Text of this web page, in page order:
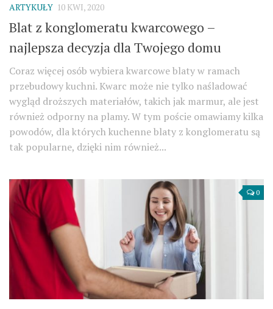
ARTYKUŁY 10 KWI, 2020
Blat z konglomeratu kwarcowego –
najlepsza decyzja dla Twojego domu
Coraz więcej osób wybiera kwarcowe blaty w ramach
przebudowy kuchni. Kwarc może nie tylko naśladować
wygląd droższych materiałów, takich jak marmur, ale jest
również odporny na plamy. W tym poście omawiamy kilka
powodów, dla których kuchenne blaty z konglomeratu są
tak popularne, dzięki nim również...
0